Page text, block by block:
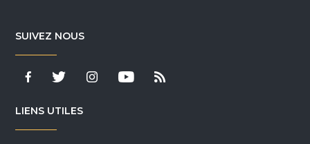
SUIVEZ NOUS
LIENS UTILES